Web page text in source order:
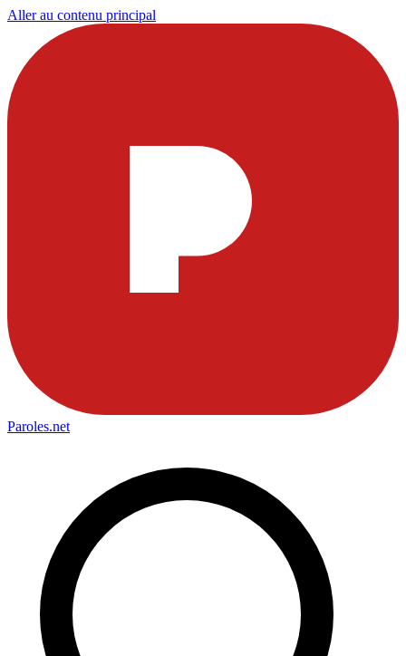
Aller au contenu principal
Paroles.net